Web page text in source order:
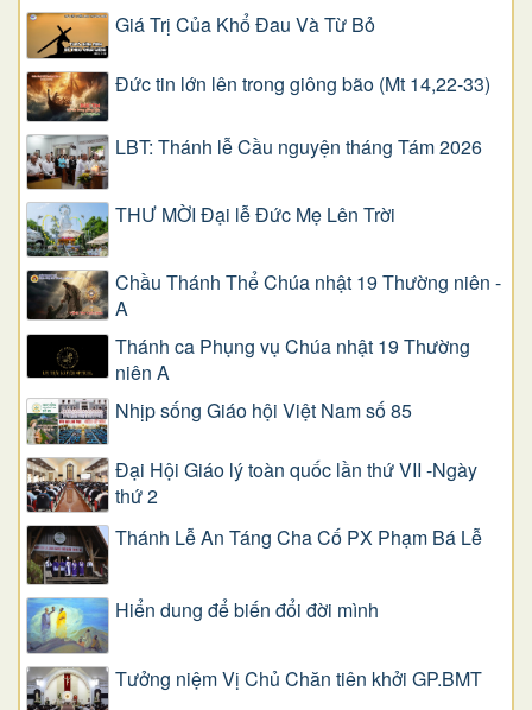
Giá Trị Của Khổ Ðau Và Từ Bỏ
Đức tin lớn lên trong giông bão (Mt 14,22-33)
LBT: Thánh lễ Cầu nguyện tháng Tám 2026
THƯ MỜI Đại lễ Đức Mẹ Lên Trời
Chầu Thánh Thể Chúa nhật 19 Thường niên -
A
Thánh ca Phụng vụ Chúa nhật 19 Thường
niên A
Nhịp sống Giáo hội Việt Nam số 85
Đại Hội Giáo lý toàn quốc lần thứ VII -Ngày
thứ 2
Thánh Lễ An Táng Cha Cố PX Phạm Bá Lễ
Hiển dung để biến đổi đời mình
Tưởng niệm Vị Chủ Chăn tiên khởi GP.BMT